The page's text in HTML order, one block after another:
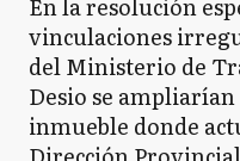
En la resolución
vinculaciones
del Ministerio de
Desio se
inmueble donde